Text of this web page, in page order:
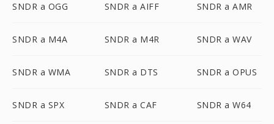
SNDR a OGG SNDR a AIFF SNDR a AMR
SNDR a M4A SNDR a M4R SNDR a WAV
SNDR a WMA SNDR a DTS SNDR a OPUS
SNDR a SPX SNDR a CAF SNDR a W64